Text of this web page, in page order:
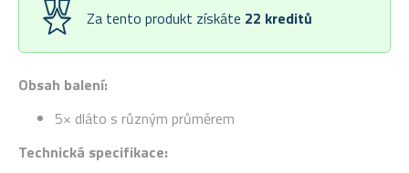
Obsah balení:
5× dláto s různým průměrem
Technická specifikace:
Za tento produkt získáte 22 kreditů